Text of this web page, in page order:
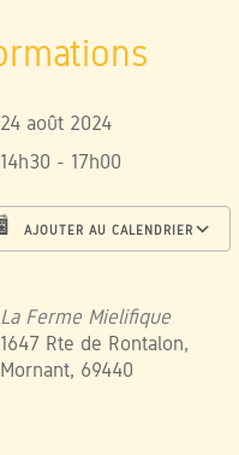
24 août 2024
14h30 - 17h00
AJOUTER AU CALENDRIER
La Ferme Mielifique
1647 Rte de Rontalon,
Mornant, 69440